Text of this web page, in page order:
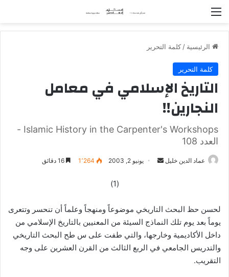
الرئيسية / كلمة التحرير
كلمة التحرير
التاريخ الإسلامي في معامل
النجارين!!
Islamic History in the Carpenter's Workshops -
العدد 108
عماد الدين خليل
ب
ر
ي
د
يونيو 2, 2003 1٬264
(1)
لحسن حظ البحث التاريخي موضوعاً ومنهجاً وعلماً أن تنحسر وتتعرى
يوماً بعد يوم تلك النماذج السيئة من المعنيين بالتاريخ الإسلامي من
داخل الأكاديمية وخارجها، والتي طفت على س طح البحث التاريخي
والتدريس الجامعي في الربع الثالث من القرن العشرين على وجه
التقريب.